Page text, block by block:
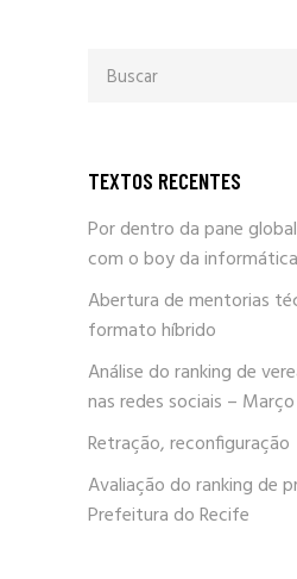
por:
TEXTOS RECENTES
Por dentro da pane
com o boy da informática
Abertura de mentorias
formato híbrido
Análise do ranking de
nas redes sociais –
Retração, reconfiguração
Avaliação do ranking de
Prefeitura do Recife